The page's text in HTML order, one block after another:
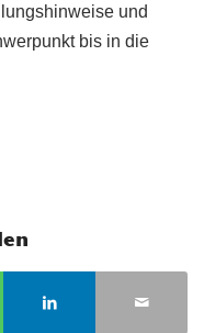
und
bis in die